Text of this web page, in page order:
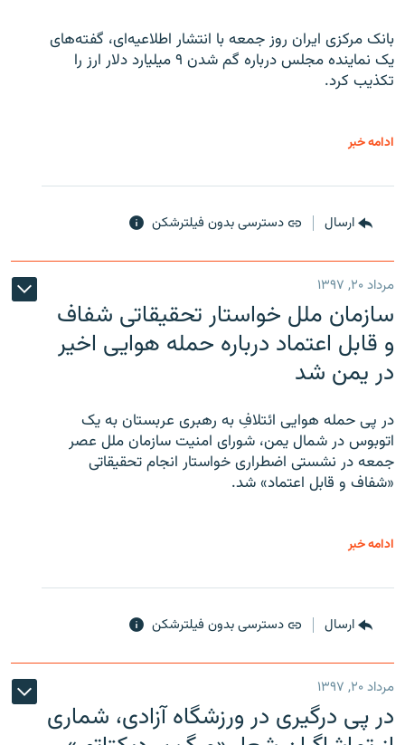
بانک مرکزی ایران روز جمعه با انتشار اطلاعیه‌ای، گفته‌های
یک نماینده مجلس درباره گم شدن ۹ میلیارد دلار ارز را
تکذیب کرد.
ادامه خبر
ارسال دسترسی بدون فیلترشکن
مرداد ۲۰, ۱۳۹۷
سازمان ملل خواستار تحقیقاتی شفاف
و قابل اعتماد درباره حمله هوایی اخیر
در یمن شد
در پی حمله هوایی ائتلافِ به رهبری عربستان به یک
اتوبوس در شمال یمن، شورای امنیت سازمان ملل عصر
جمعه در نشستی اضطراری خواستار انجام تحقیقاتی
«شفاف و قابل اعتماد» شد.
ادامه خبر
ارسال دسترسی بدون فیلترشکن
مرداد ۲۰, ۱۳۹۷
در پی درگیری در ورزشگاه آزادی، شماری